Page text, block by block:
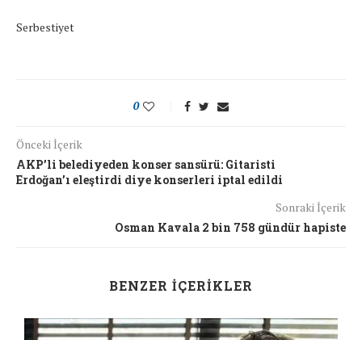
Serbestiyet
0
Önceki İçerik
AKP’li belediyeden konser sansürü: Gitaristi
Erdoğan’ı eleştirdi diye konserleri iptal edildi
Sonraki İçerik
Osman Kavala 2 bin 758 gündür hapiste
BENZER İÇERIKLER